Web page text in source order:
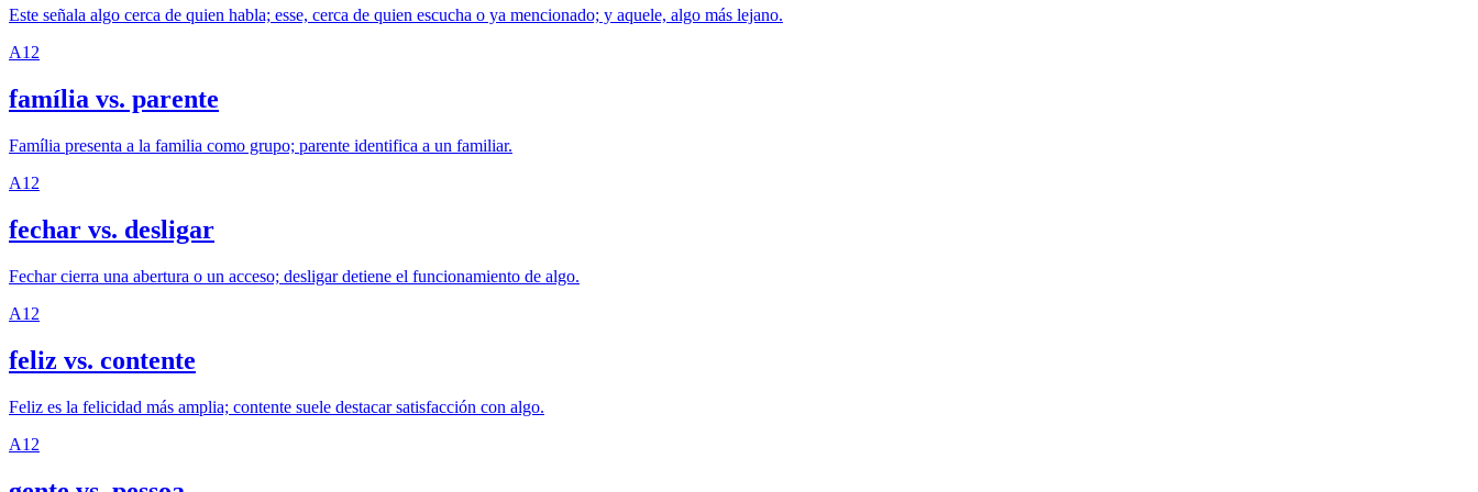
Este señala algo cerca de quien habla; esse, cerca de quien escucha o ya mencionado; y aquele, algo más lejano.
A1 2
família vs. parente
Família presenta a la familia como grupo; parente identifica a un familiar.
A1 2
fechar vs. desligar
Fechar cierra una abertura o un acceso; desligar detiene el funcionamiento de algo.
A1 2
feliz vs. contente
Feliz es la felicidad más amplia; contente suele destacar satisfacción con algo.
A1 2